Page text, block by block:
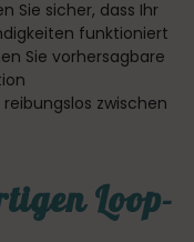
Sie sicher, dass Ihr
funktioniert
Sie vorhersagbare
reibungslos zwischen
Loop-